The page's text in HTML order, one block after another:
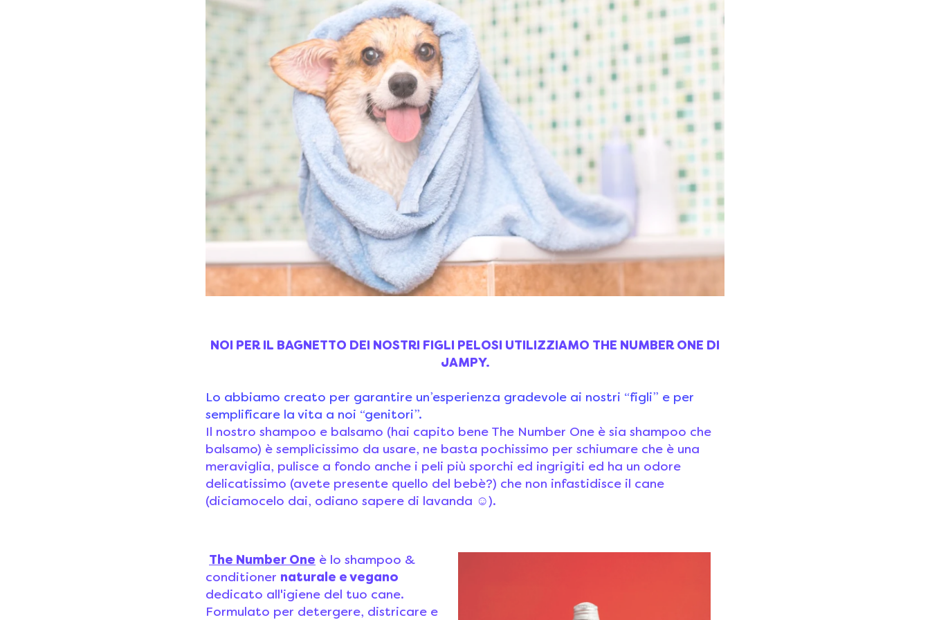
NOI PER IL BAGNETTO DEI NOSTRI FIGLI PELOSI UTILIZZIAMO THE NUMBER ONE DI
JAMPY.
Lo abbiamo creato per garantire un’esperienza gradevole ai nostri “figli” e per
semplificare la vita a noi “genitori”.
Il nostro shampoo e balsamo (hai capito bene The Number One è sia shampoo che
balsamo) è semplicissimo da usare, ne basta pochissimo per schiumare che è una
meraviglia, pulisce a fondo anche i peli più sporchi ed ingrigiti ed ha un odore
delicatissimo (avete presente quello del bebè?) che non infastidisce il cane
(diciamocelo dai, odiano sapere di lavanda ☺).
The Number One è lo shampoo &
conditioner naturale e vegano
dedicato all'igiene del tuo cane.
Formulato per detergere, districare e